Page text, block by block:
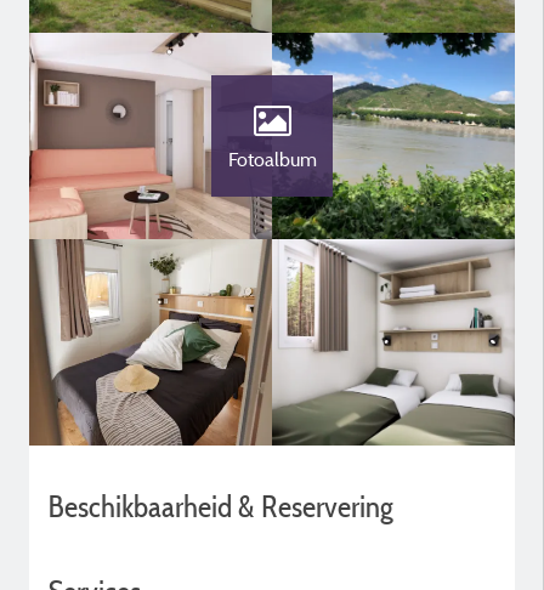
Fotoalbum
Beschikbaarheid & Reservering